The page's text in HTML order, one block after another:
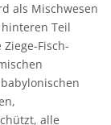
als Mischwesen
Teil
Fisch-
alle